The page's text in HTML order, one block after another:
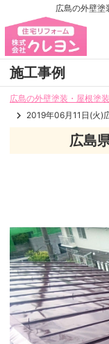
広島の外壁塗
施工事例
広島の外壁塗装・屋根塗
2019年06月11日(火)
広島